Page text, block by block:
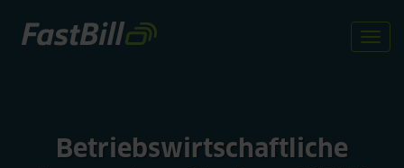
zum
Betriebswirtschaftliche